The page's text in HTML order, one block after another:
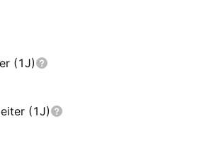
(1J)
(1J)